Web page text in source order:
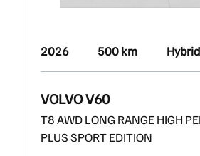
2026 500 km
VOLVO V60
T8 AWD LONG RANGE HIGH
PLUS SPORT EDITION